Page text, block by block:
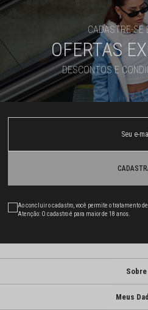
CADASTRE-SE
OFERTAS
DESCONTOS E
Ao concluir o cadastro, você permite o tratamento
Atenção: O cadastro é para maior de 18 anos.
Sobre
Meus